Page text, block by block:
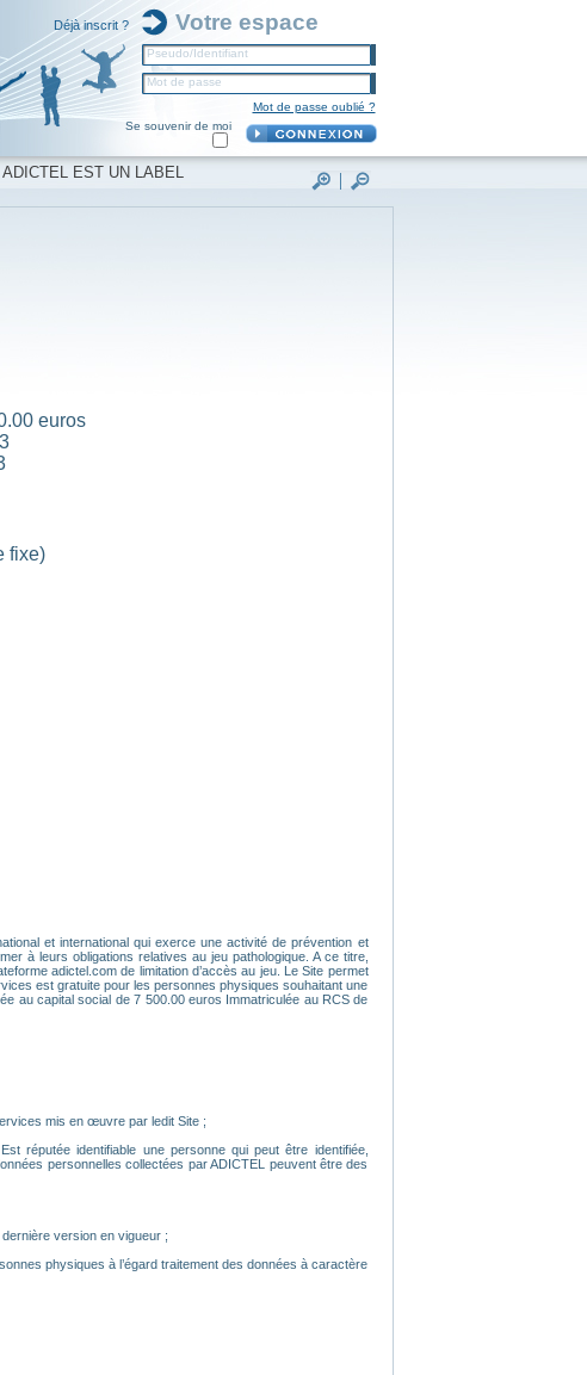
Déjà inscrit ? Votre espace
Pseudo/Identifiant
Mot de passe
Mot de passe oublié ?
Se souvenir de moi
ADICTEL EST UN LABEL
euros
fixe)
et international qui exerce une activité de prévention et
à leurs obligations relatives au jeu pathologique. A ce titre,
adictel.com de limitation d’accès au jeu. Le Site permet
est gratuite pour les personnes physiques souhaitant une
au capital social de 7 500.00 euros Immatriculée au RCS de
mis en œuvre par ledit Site ;
réputée identifiable une personne qui peut être identifiée,
personnelles collectées par ADICTEL peuvent être des
version en vigueur ;
physiques à l’égard traitement des données à caractère